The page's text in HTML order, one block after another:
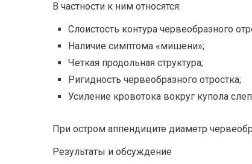
В частности к ним относятся:
Слоистость контура червеобразного
Наличие симптома «мишени»;
Четкая продольная структура;
Ригидность червеобразного отростка;
Усиление кровотока вокруг купола
При остром аппендиците диаметр
Результаты и обсуждение